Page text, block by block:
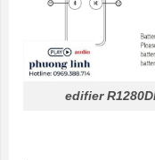
edifier